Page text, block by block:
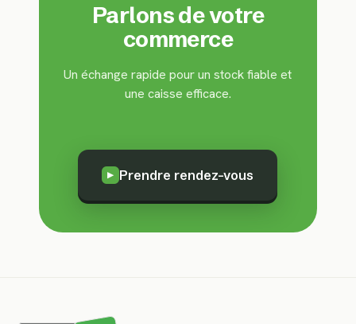
Parlons de votre
commerce
Un échange rapide pour un stock fiable et
une caisse efficace.
▶ Prendre rendez-vous